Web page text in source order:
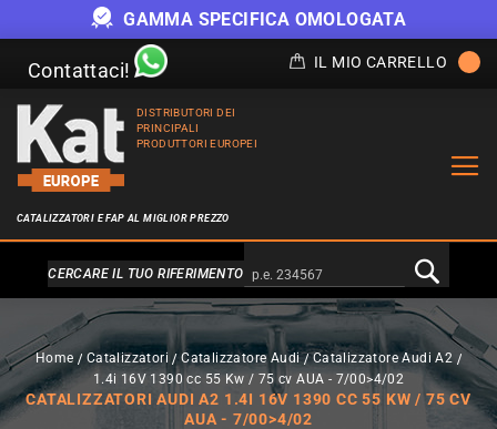
GAMMA SPECIFICA OMOLOGATA
Contattaci! IL MIO CARRELLO
DISTRIBUTORI DEI
PRINCIPALI
PRODUTTORI EUROPEI
CATALIZZATORI E FAP AL MIGLIOR PREZZO
Alternativa a Doofinder
CERCARE IL TUO RIFERIMENTO
Home Catalizzatori Catalizzatore Audi
Catalizzatore Audi A2
1.4i 16V 1390 cc 55 Kw / 75 cv AUA - 7/00>4/02
CATALIZZATORI AUDI A2 1.4I 16V 1390 CC 55 KW / 75 CV
AUA - 7/00>4/02